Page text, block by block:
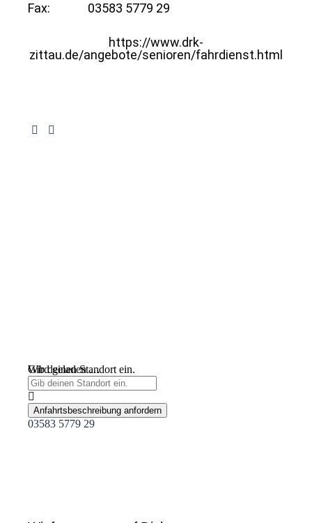
Fax:
03583 5779 29
https://www.drk-
zittau.de/angebote/senioren/fahrdienst.html
Wird geladen …
Gib deinen Standort ein.
Anfahrtsbeschreibung anfordern
03583 5779 29